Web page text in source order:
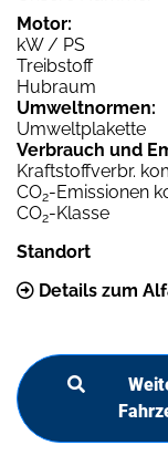
Motor:
kW / PS
Treibstoff
Hubraum
Umweltnormen:
Umweltplakette
Verbrauch und
Kraftstoffverbr.
CO2-Emissionen
CO2-Klasse
Standort
Details zum